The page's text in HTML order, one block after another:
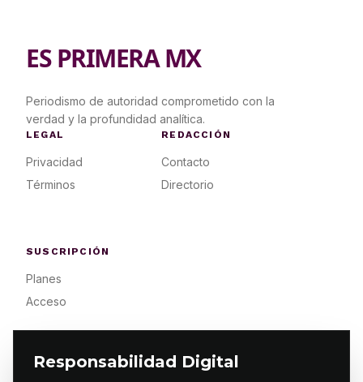
Responsabilidad Digital
ES PRIMERA MX
Periodismo de autoridad comprometido con la
verdad y la profundidad analítica.
LEGAL
Privacidad
Términos
REDACCIÓN
Contacto
Directorio
SUSCRIPCIÓN
Planes
Acceso